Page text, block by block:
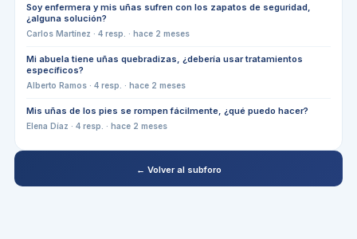
Soy enfermera y mis uñas sufren con los zapatos de seguridad,
¿alguna solución?
Carlos Martínez · 4resp. · hace 2 meses
Mi abuela tiene uñas quebradizas, ¿debería usar tratamientos
específicos?
Alberto Ramos· 4resp. · hace 2 meses
Mis uñas de los pies se rompen fácilmente, ¿qué puedo hacer?
Elena Díaz · 4resp. · hace 2 meses
← Volver al subforo